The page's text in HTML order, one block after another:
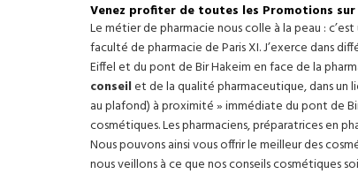
Venez profiter de toutes les Promotions sur
Le métier de pharmacie nous colle à la peau :
faculté de pharmacie de Paris XI. J’exerce dans
Eiffelet du pont de Bir Hakeim en face de la
conseilet de la qualité pharmaceutique, dans un
au plafond) à proximité » immédiate du pont de
cosmétiques. Les pharmaciens, préparatrices en
Nous pouvons ainsi vous offrir le meilleur des
nous veillons à ce que nos conseils cosmétiques